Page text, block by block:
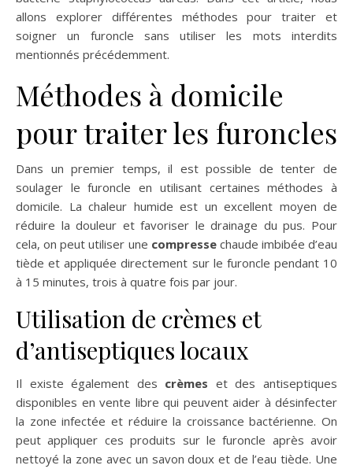
allons explorer différentes méthodes pour traiter et
soigner un furoncle sans utiliser les mots interdits
mentionnés précédemment.
Méthodes à domicile
pour traiter les furoncles
Dans un premier temps, il est possible de tenter de
soulager le furoncle en utilisant certaines méthodes à
domicile. La chaleur humide est un excellent moyen de
réduire la douleur et favoriser le drainage du pus. Pour
cela, on peut utiliser une compressechaude imbibée d’eau
tiède et appliquée directement sur le furoncle pendant 10
à 15 minutes, trois à quatre fois par jour.
Utilisation de crèmes et
d’antiseptiques locaux
Il existe également des crèmes et des antiseptiques
disponibles en vente libre qui peuvent aider à désinfecter
la zone infectée et réduire la croissance bactérienne. On
peut appliquer ces produits sur le furoncle après avoir
nettoyé la zone avec un savon doux et de l’eau tiède. Une